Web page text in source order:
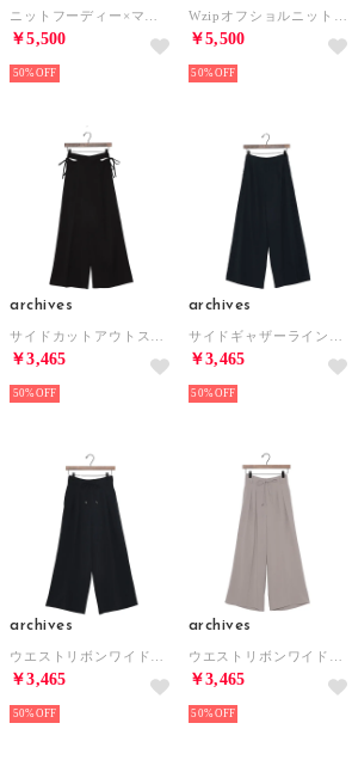
￥5,500
50%
￥5,500
50%
archives
￥3,465
50%
archives
￥3,465
50%
archives
￥3,465
50%
archives
￥3,465
50%